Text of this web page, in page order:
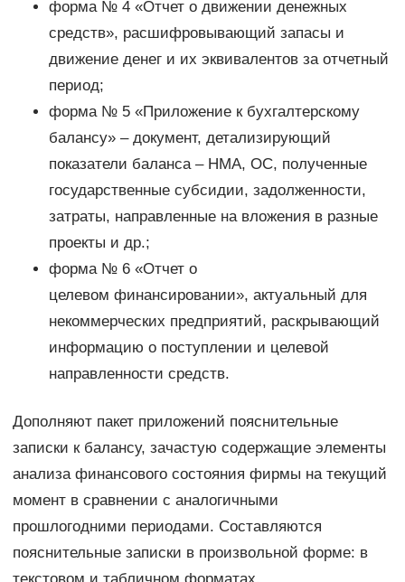
форма № 4 «Отчет о движении денежных
средств», расшифровывающий запасы и
движение денег и их эквивалентов за отчетный
период;
форма № 5 «Приложение к бухгалтерскому
балансу» – документ, детализирующий
показатели баланса – НМА, ОС, полученные
государственные субсидии, задолженности,
затраты, направленные на вложения в разные
проекты и др.;
форма № 6 «Отчет о
целевом финансировании», актуальный для
некоммерческих предприятий, раскрывающий
информацию о поступлении и целевой
направленности средств.
Дополняют пакет приложений пояснительные
записки к балансу, зачастую содержащие элементы
анализа финансового состояния фирмы на текущий
момент в сравнении с аналогичными
прошлогодними периодами. Составляются
пояснительные записки в произвольной форме: в